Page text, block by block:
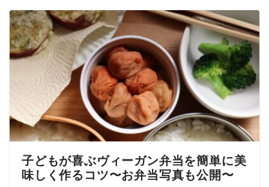
子どもが喜ぶヴィーガン弁当を簡単に美
味しく作るコツ〜お弁当写真も公開〜